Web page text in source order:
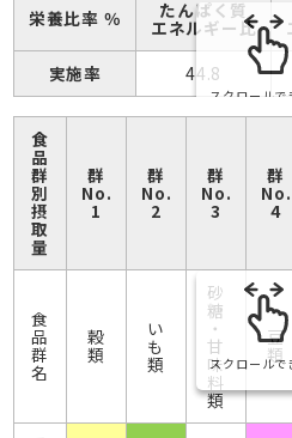
栄養比率 ％ たんぱく質
エネルギー比
実施率
44.8
スクロールで
食
品
群
別
摂
取
量
群
No.
1
群
No.
2
群
No.
3
群
No.
4
食
品
群
名
穀
類
い
も
類
砂
糖
・
甘
味
料
類
豆
類
スクロールで